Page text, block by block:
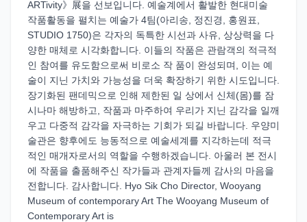
ARTivity》展을 선보입니다. 예술계에서 활발한 현대미술
작품활동을 펼치는 예술가 4팀(아리송, 정진경, 홍원표,
STUDIO 1750)은 각자의 독특한 시선과 사유, 상상력을 다
양한 매체로 시각화합니다. 이들의 작품은 관람객의 적극적
인 참여를 유도함으로써 비로소 작 품이 완성되며, 이는 예
술이 지닌 가치와 가능성을 더욱 확장하기 위한 시도입니다.
장기화된 팬데믹으로 인해 제한된 일 상에서 신체(몸)를 잠
시나마 해방하고, 작품과 마주하여 우리가 지닌 감각을 일깨
우고 다중적 감각을 자극하는 기회가 되길 바랍니다. 우양미
술관은 향후에도 능동적으로 예술세계를 지각하는데 적극
적인 매개자로서의 역할을 수행하겠습니다. 아울러 본 전시
에 작품을 출품해주신 작가들과 관계자들께 감사의 마음을
전합니다. 감사합니다. Hyo Sik Cho Director, Wooyang
Museum of contemporary Art The Wooyang Museum of
Contemporary Art is